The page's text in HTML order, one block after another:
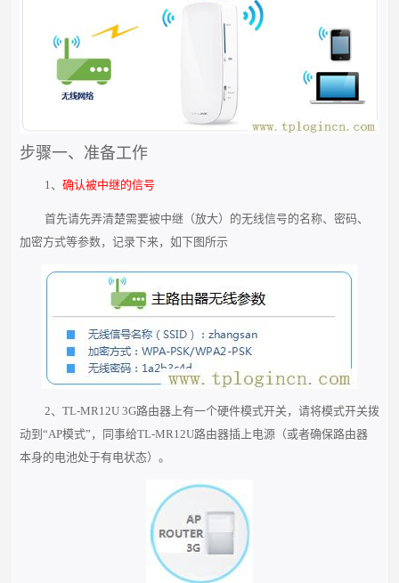
步骤一、准备工作
1、 确认被中继的信号
首先请先弄清楚需要被中继（放大）的无线信号的名称、密码、
加密方式等参数，记录下来，如下图所示
2、TL-MR12U 3G路由器上有一个硬件模式开关，请将模式开关拨
动到“AP模式”，同事给TL-MR12U路由器插上电源（或者确保路由器
本身的电池处于有电状态）。